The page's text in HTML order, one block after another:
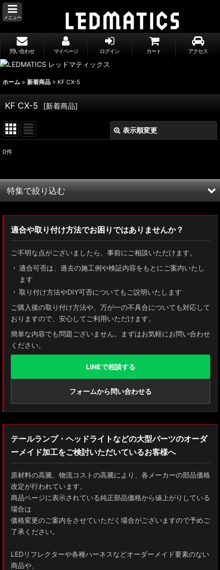
メニュー
問い合わせ マイページ ログイン カート アクセス
ホーム > 新着商品 > KF CX-5
KF CX-5 [新着商品]
表示順変更
並び順:
0件
特集で絞り込む
ZN8 GR86
GUN125 ハイラックス
AXUH80/85 MXUA80/85 ハリアー
ZSU60 ハリアー
MXAA54 AXAH54/52 RAV4
GDJ150W/151 WTRJ150 ランドクルーザー プラド
ZVG11/ZSG10 カローラクロス
GXPA16 MXPA12 GRヤリス
MXPH10/MXPA10/MXBA10/KSP210 ヤリス
MXPJ10/15 MXPB10/15 ヤリスクロス
ZYX10 NGX50 C-HR
AAHH40W/AAHH45W/TAHA40W ヴェルファイア
AAHH40W/AAHH45W/AGH40W アルファード
適合や取り付け方法でお困りではありませんか？
ご不明な点がございましたら、事前にご相談いただけます。
適合可否は、過去の施工例や検証内容をもとにご案内いたし
ます
取り付け方法やDIY可否についてもご説明いたします
ご購入後の取り付け方法や、万が一の不具合についても対応して
おりますので、安心してご利用いただけます。
簡単な内容でも問題ございません。まずはお気軽にお問い合わせ
ください。
LINEで相談する
フォームから問い合わせる
テールランプ・ヘッドライトなどの大型パーツのオーダ
ーメイド加工をご検討いただいているお客様へ
原材料の高騰、物流コストの高騰により、各メーカーの部品価格
改定が行われています。
商品ページに表示されている純正部品価格から値上がりしている
場合は
価格変更のご案内をさせていただく場合がございますので予めご
了承ください。
LEDリフレクターや各種ハーネスなどオーダーメイド要素のない
商品や、